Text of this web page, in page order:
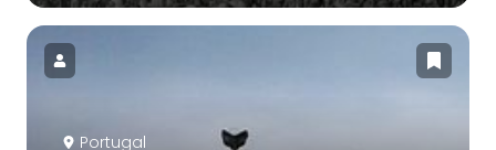
Portugal